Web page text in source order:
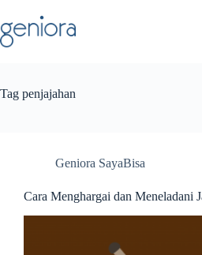
to
content
Tag penjajahan
Geniora SayaBisa
Cara Menghargai dan Meneladani